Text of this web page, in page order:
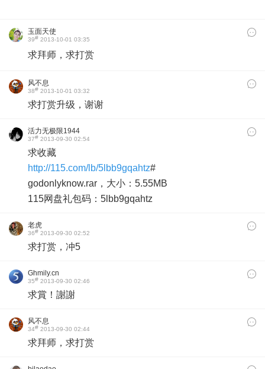
玉面天使
39# 2013-10-01 03:35
求拜师，求打赏
风不息
38# 2013-10-01 03:32
求打赏升级，谢谢
活力无极限1944
37# 2013-09-30 02:54
求收藏
http://115.com/lb/5lbb9gqahtz#
godonlyknow.rar，大小：5.55MB
115网盘礼包码：5lbb9gqahtz
老虎
36# 2013-09-30 02:52
求打赏，冲5
Ghmily.cn
35# 2013-09-30 02:46
求賞！謝謝
风不息
34# 2013-09-30 02:44
求拜师，求打赏